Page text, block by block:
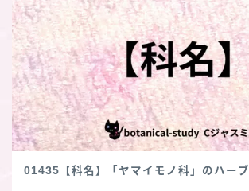
01435【科名】「ヤマイモノ科」のハーブ